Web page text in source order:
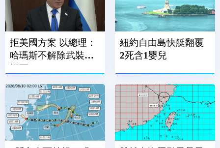
拒美國方案 以總理：
哈瑪斯不解除武裝不
撤軍
紐約自由島快艇翻覆
2死含1嬰兒